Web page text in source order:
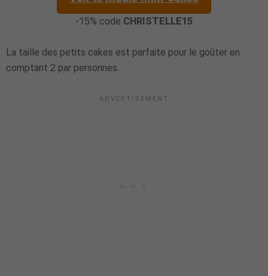
-15% code CHRISTELLE15
La taille des petits cakes est parfaite pour le goûter en
comptant 2 par personnes.